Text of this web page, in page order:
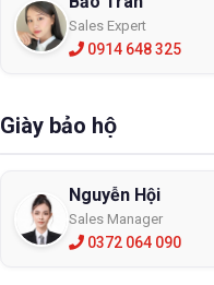
Sales Expert
0914 648 325
Giày bảo hộ
Nguyễn Hội
Sales Manager
0372 064 090